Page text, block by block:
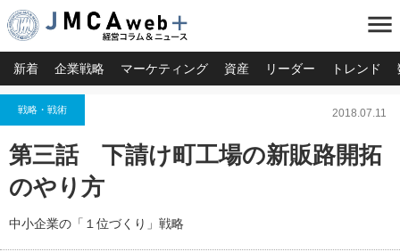
menu
新着 企業戦略 マーケティング 資産 リーダー トレンド
戦略・戦術 2018.07.11
第三話 下請け町工場の新販路開拓
のやり方
中小企業の「１位づくり」戦略